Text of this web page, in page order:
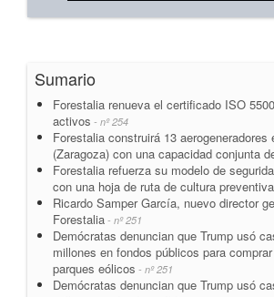
Sumario
Forestalia renueva el certificado ISO
activos - nº 254
Forestalia construirá 13 aerogeneradores
(Zaragoza) con una capacidad conjunta
Forestalia refuerza su modelo de
con una hoja de ruta de cultura preventiva
Ricardo Samper García, nuevo director
Forestalia - nº 251
Demócratas denuncian que Trump usó
millones en fondos públicos para
parques eólicos - nº 251
Demócratas denuncian que Trump usó